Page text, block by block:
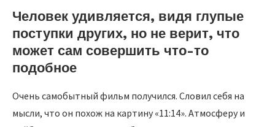
Человек удивляется, видя глупые
поступки других, но не верит, что
может сам совершить что-то
подобное
Очень самобытный фильм получился. Словил себя на
мысли, что он похож на картину «11:14». Атмосферу и